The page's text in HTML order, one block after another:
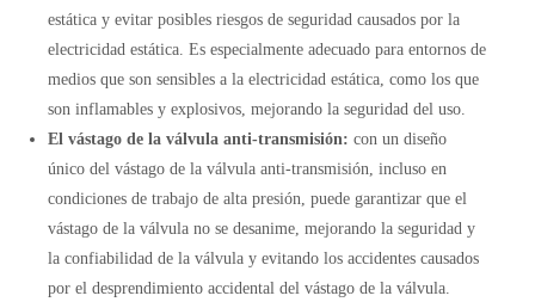
estática y evitar posibles riesgos de seguridad causados ​​por la
electricidad estática. Es especialmente adecuado para entornos de
medios que son sensibles a la electricidad estática, como los que
son inflamables y explosivos, mejorando la seguridad del uso.
El vástago de la válvula anti-transmisión: con un diseño
único del vástago de la válvula anti-transmisión, incluso en
condiciones de trabajo de alta presión, puede garantizar que el
vástago de la válvula no se desanime, mejorando la seguridad y
la confiabilidad de la válvula y evitando los accidentes causados ​​
por el desprendimiento accidental del vástago de la válvula.